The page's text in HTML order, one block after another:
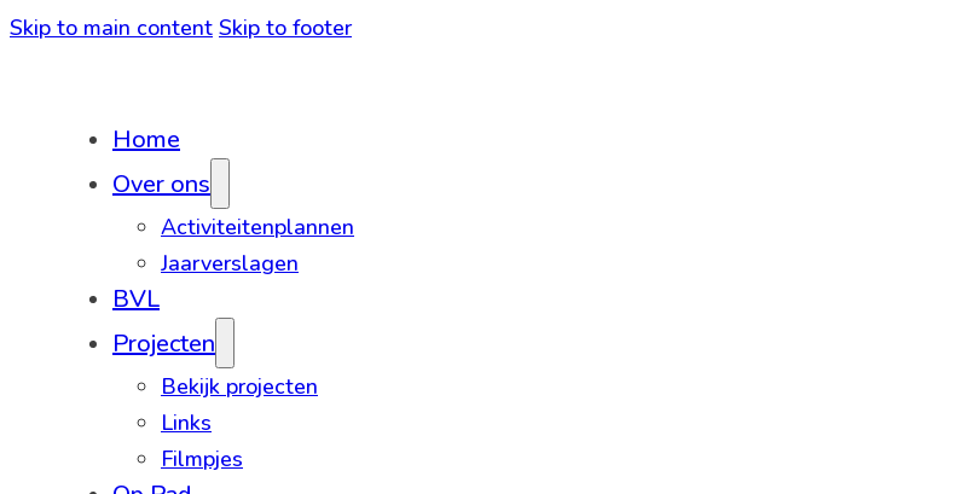
Skip to main content Skip to footer
Home
Over ons
Activiteitenplannen
Jaarverslagen
BVL
Projecten
Bekijk projecten
Links
Filmpjes